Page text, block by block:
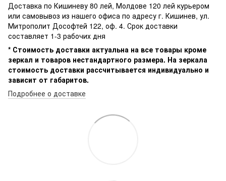
Доставка по Кишиневу 80 лей, Молдове 120 лей курьером
или самовывоз из нашего офиса по адресу г. Кишинев, ул.
Митрополит Дософтей 122, оф. 4. Срок доставки
составляет 1-3 рабочих дня
* Стоимость доставки актуальна на все товары кроме
зеркал и товаров нестандартного размера. На зеркала
стоимость доставки рассчитывается индивидуально и
зависит от габаритов.
Подробнее о доставке